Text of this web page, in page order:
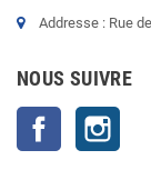
Addresse : Rue
NOUS SUIVRE
Facebook